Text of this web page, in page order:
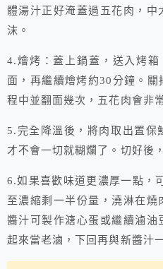
體湯汁正好淹蓋過五花肉，中
沫。
4.燴烤：蓋上鍋蓋，送入烤
面，再繼續燴烤約30分鐘。
程中並翻面幾次，五花肉會非
5.完全降溫後，將肉取出置保
才不會一切就糊爛了。切好後
6.如果喜歡味道更濃厚一點，
至濃縮剩一半份量，澆淋在
醬汁可製作溏心蛋或繼續滷
起來當老滷，下回再與新醬汁